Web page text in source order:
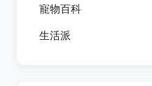
寵物百科
生活派